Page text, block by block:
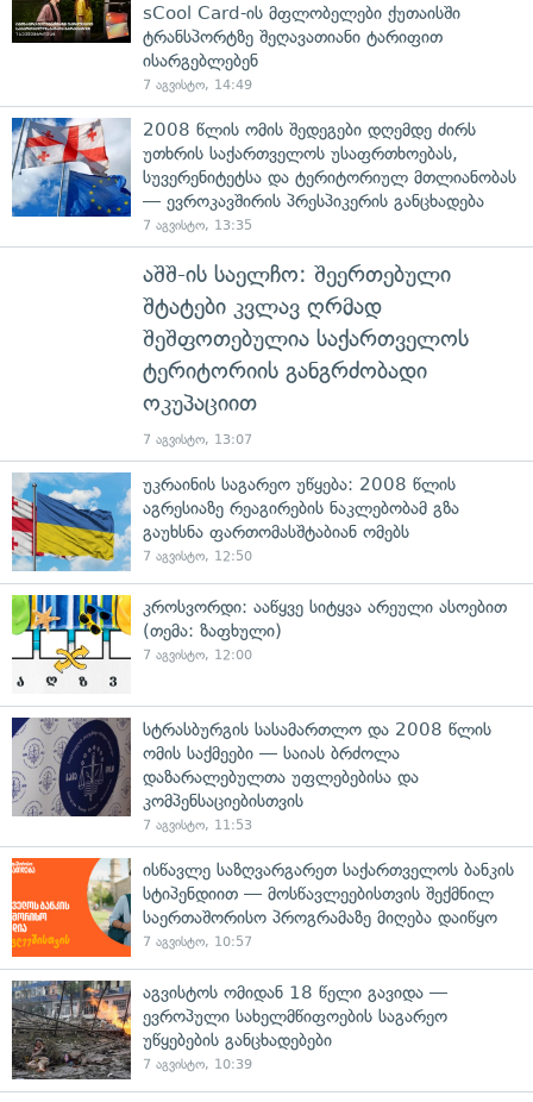
sCool Card-ის მფლობელები ქუთაისში
ტრანსპორტზე შეღავათიანი ტარიფით
ისარგებლებენ
7 აგვისტო, 14:49
2008 წლის ომის შედეგები დღემდე ძირს
უთხრის საქართველოს უსაფრთხოებას,
სუვერენიტეტსა და ტერიტორიულ მთლიანობას
— ევროკავშირის პრესპიკერის განცხადება
7 აგვისტო, 13:35
აშშ-ის საელჩო: შეერთებული
შტატები კვლავ ღრმად
შეშფოთებულია საქართველოს
ტერიტორიის განგრძობადი
ოკუპაციით
7 აგვისტო, 13:07
უკრაინის საგარეო უწყება: 2008 წლის
აგრესიაზე რეაგირების ნაკლებობამ გზა
გაუხსნა ფართომასშტაბიან ომებს
7 აგვისტო, 12:50
კროსვორდი: ააწყვე სიტყვა არეული ასოებით
(თემა: ზაფხული)
7 აგვისტო, 12:00
სტრასბურგის სასამართლო და 2008 წლის
ომის საქმეები — საიას ბრძოლა
დაზარალებულთა უფლებებისა და
კომპენსაციებისთვის
7 აგვისტო, 11:53
ისწავლე საზღვარგარეთ საქართველოს ბანკის
სტიპენდიით — მოსწავლეებისთვის შექმნილ
საერთაშორისო პროგრამაზე მიღება დაიწყო
7 აგვისტო, 10:57
აგვისტოს ომიდან 18 წელი გავიდა —
ევროპული სახელმწიფოების საგარეო
უწყებების განცხადებები
7 აგვისტო, 10:39